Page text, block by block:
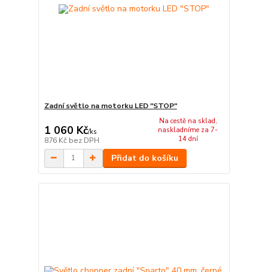
Zadní světlo na motorku LED "STOP"
1 060 Kč/ks
876 Kč bez DPH
Na cestě na sklad,
naskladníme za 7-
14 dní
Přidat do košíku